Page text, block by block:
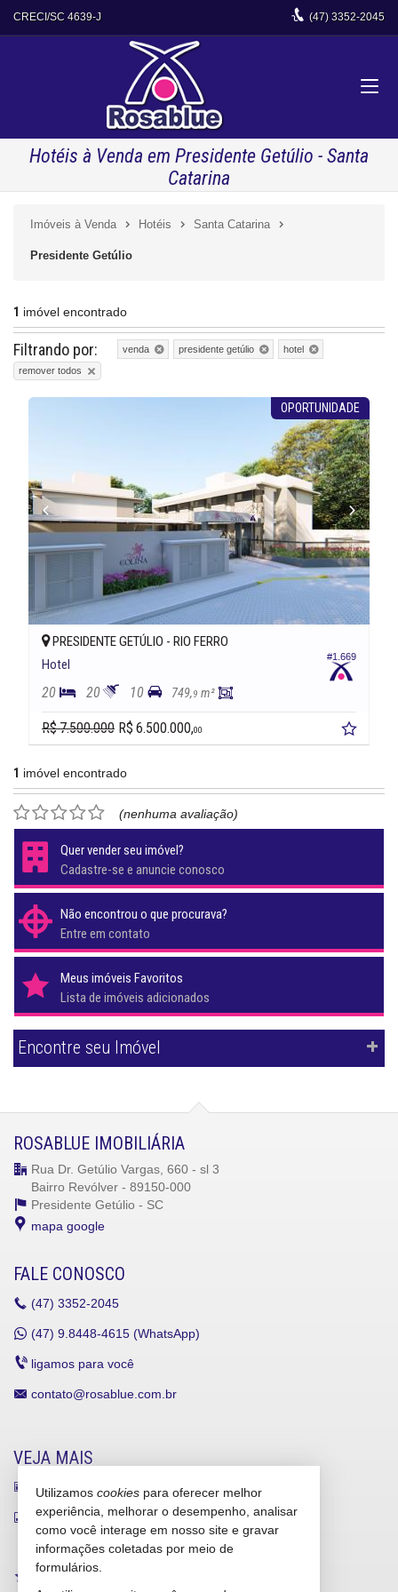
CRECI/SC 4639-J (47) 3352-2045
Hotéis à Venda em Presidente Getúlio - Santa
Catarina
Imóveis à Venda Hotéis Santa Catarina
Presidente Getúlio
1 imóvel encontrado
Filtrando por: venda presidente getúlio
hotel
remover todos
OPORTUNIDADE
#1.669
PRESIDENTE GETÚLIO - RIO FERRO
Hotel
20 20 10 749,9 m²
R$ 7.500.000 R$ 6.500.000,00
1 imóvel encontrado
(nenhuma avaliação)
Quer vender seu imóvel?
Cadastre-se e anuncie conosco
Não encontrou o que procurava?
Entre em contato
Meus imóveis Favoritos
Lista de imóveis adicionados
Encontre seu Imóvel
ROSABLUE IMOBILIÁRIA
Rua Dr. Getúlio Vargas, 660 - sl 3
Bairro Revólver - 89150-000
Presidente Getúlio - SC
mapa google
FALE CONOSCO
(47) 3352-2045
(47) 9.8448-4615 (WhatsApp)
ligamos para você
contato@rosablue.com.br
VEJA MAIS
receba nosso newsletter
indicadores financeiros
cadastre seu imóvel
Utilizamos cookies para oferecer melhor
experiência, melhorar o desempenho, analisar
como você interage em nosso site e gravar
informações coletadas por meio de
formulários.